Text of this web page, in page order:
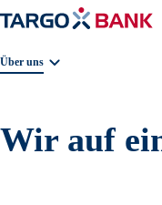
Geschäftsbereichnavigation.
Über uns
Wir auf